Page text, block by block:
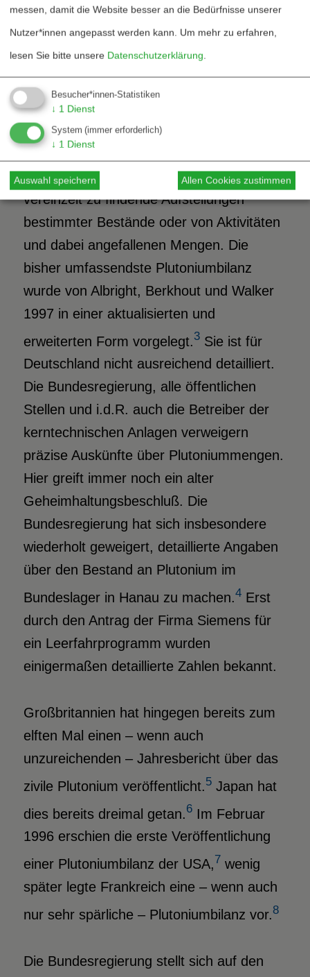
absehbarer Zeit eine Einigung auf ein
gemeinsames Format erreicht werde,
welches als Vorbedingung für eine
Veröffentlichung von Plutoniumdaten
durch Deutschland galt.
deutschen Plutoniumvorräten, sondern nur
vereinzelt zu findende Aufstellungen
bestimmter Bestände oder von Aktivitäten
und dabei angefallenen Mengen. Die
bisher umfassendste Plutoniumbilanz
wurde von Albright, Berkhout und Walker
1997 in einer aktualisierten und
erweiterten Form vorgelegt. 3Sie ist für
Deutschland nicht ausreichend detailliert.
Die Bundesregierung, alle öffentlichen
Stellen und i.d.R. auch die Betreiber der
kerntechnischen Anlagen verweigern
präzise Auskünfte über Plutoniummengen.
Hier greift immer noch ein alter
Geheimhaltungsbeschluß. Die
Bundesregierung hat sich insbesondere
wiederholt geweigert, detaillierte Angaben
über den Bestand an Plutonium im
Bundeslager in Hanau zu machen.4Erst
durch den Antrag der Firma Siemens für
ein Leerfahrprogramm wurden
einigermaßen detaillierte Zahlen bekannt.
Großbritannien hat hingegen bereits zum
elften Mal einen – wenn auch
unzureichenden – Jahresbericht über das
zivile Plutonium veröffentlicht.5Japan hat
dies bereits dreimal getan. 6Im Februar
1996 erschien die erste Veröffentlichung
einer Plutoniumbilanz der USA,7 wenig
später legte Frankreich eine – wenn auch
nur sehr spärliche – Plutoniumbilanz vor.8
Die Bundesregierung stellt sich auf den
messen, damit die Website besser an die Bedürfnisse unserer
Nutzer*innen angepasst werden kann. Um mehr zu erfahren,
lesen Sie bitte unsere Datenschutzerklärung.
Besucher*innen-Statistiken
↓ 1 Dienst
System (immer erforderlich)
↓ 1 Dienst
Auswahl speichern Allen Cookies zustimmen